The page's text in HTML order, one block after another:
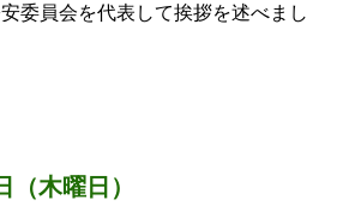
委員会を代表して挨拶を述べまし
（木曜日）